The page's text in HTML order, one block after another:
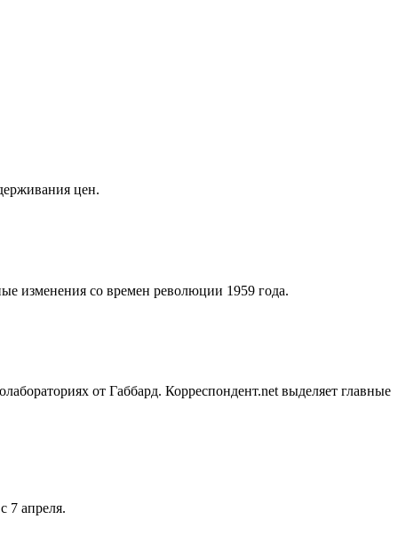
цен.
изменения со времен революции 1959 года.
от Габбард. Корреспондент.net выделяет главные
7 апреля.